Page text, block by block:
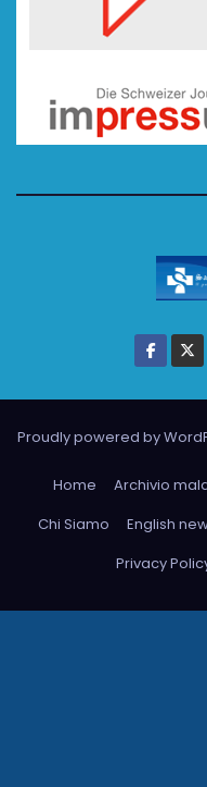
Proudly powered by
Home Archivio
Chi Siamo
English
Privacy